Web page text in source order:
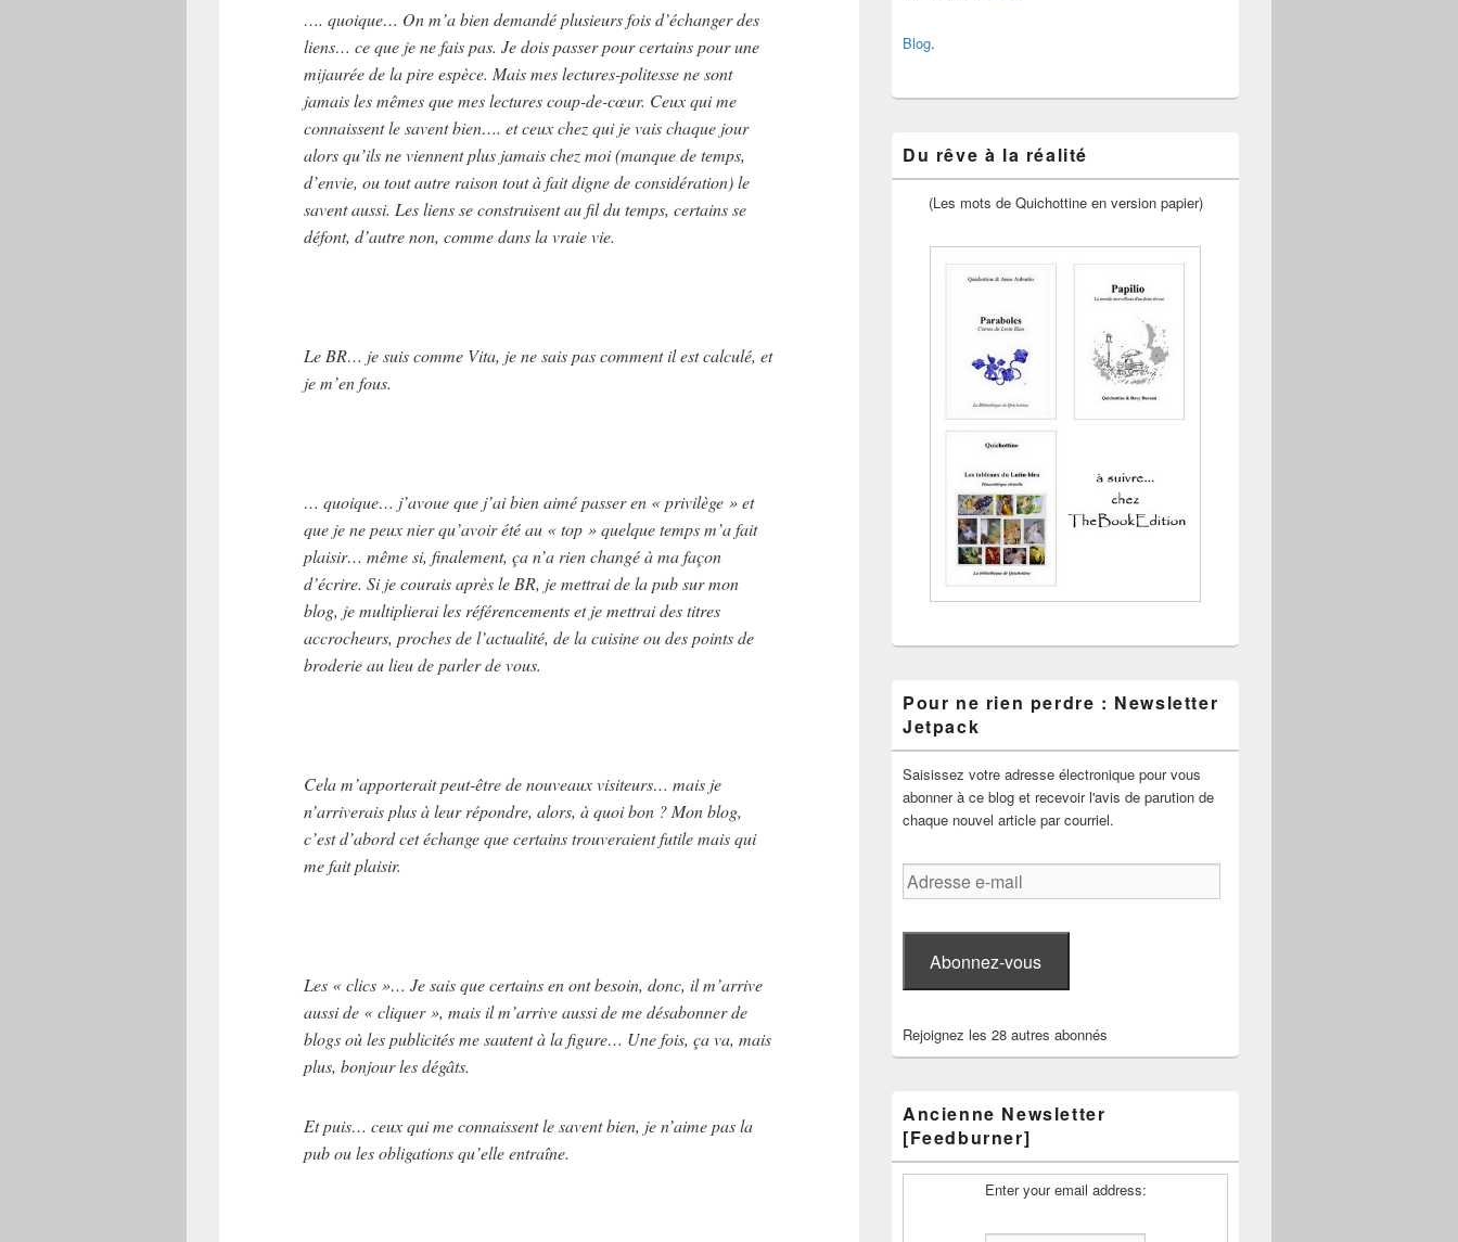
…. quoique… On m’a bien demandé plusieurs fois d’échanger des
liens… ce que je ne fais pas. Je dois passer pour certains pour une
mijaurée de la pire espèce. Mais mes lectures-politesse ne sont
jamais les mêmes que mes lectures coup-de-cœur. Ceux qui me
connaissent le savent bien…. et ceux chez qui je vais chaque jour
alors qu’ils ne viennent plus jamais chez moi (manque de temps,
d’envie, ou tout autre raison tout à fait digne de considération) le
savent aussi. Les liens se construisent au fil du temps, certains se
défont, d’autre non, comme dans la vraie vie.
Le BR… je suis comme Vita, je ne sais pas comment il est calculé, et
je m’en fous.
… quoique… j’avoue que j’ai bien aimé passer en « privilège » et
que je ne peux nier qu’avoir été au « top » quelque temps m’a fait
plaisir… même si, finalement, ça n’a rien changé à ma façon
d’écrire. Si je courais après le BR, je mettrai de la pub sur mon
blog, je multiplierai les référencements et je mettrai des titres
accrocheurs, proches de l’actualité, de la cuisine ou des points de
broderie au lieu de parler de vous.
Cela m’apporterait peut-être de nouveaux visiteurs… mais je
n’arriverais plus à leur répondre, alors, à quoi bon ? Mon blog,
c’est d’abord cet échange que certains trouveraient futile mais qui
me fait plaisir.
Les « clics »… Je sais que certains en ont besoin, donc, il m’arrive
aussi de « cliquer », mais il m’arrive aussi de me désabonner de
blogs où les publicités me sautent à la figure… Une fois, ça va, mais
plus, bonjour les dégâts.
Et puis… ceux qui me connaissent le savent bien, je n’aime pas la
pub ou les obligations qu’elle entraîne.
Blog.
Du rêve à la réalité
(Les mots de Quichottine en version papier)
Pour ne rien perdre : Newsletter
Jetpack
Saisissez votre adresse électronique pour vous
abonner à ce blog et recevoir l'avis de parution de
chaque nouvel article par courriel.
Adresse
e-
Abonnez-vous
Rejoignez les 28 autres abonnés
Ancienne Newsletter
[Feedburner]
Enter your email address: